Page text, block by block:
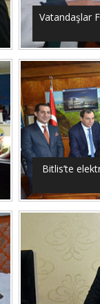
Vatandaşlar
Bitlis’te